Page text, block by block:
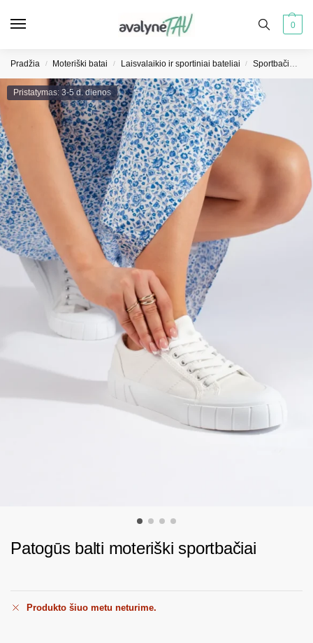
0
Pradžia / Moteriški batai / Laisvalaikio ir sportiniai bateliai / Sportbačiai moterims
Pristatymas: 3-5 d. dienos
Patogūs balti moteriški sportbačiai
Produkto šiuo metu neturime.